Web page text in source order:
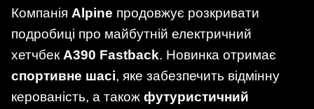
Компанія Alpine продовжує розкривати
подробиці про майбутній електричний
хетчбек A390 Fastback. Новинка отримає
спортивне шасі, яке забезпечить відмінну
керованість, а також футуристичний